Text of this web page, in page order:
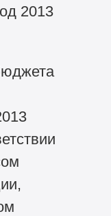
2013